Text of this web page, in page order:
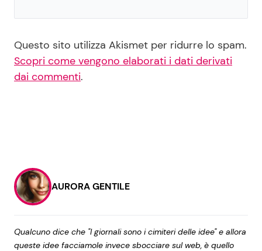
Questo sito utilizza Akismet per ridurre lo spam.
Scopri come vengono elaborati i dati derivati
dai commenti.
AURORA GENTILE
Qualcuno dice che "I giornali sono i cimiteri delle idee" e allora
queste idee facciamole invece sbocciare sul web, è quello